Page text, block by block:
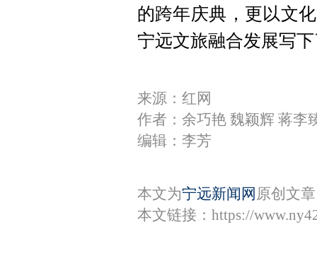
的跨年庆典，更以文
宁远文旅融合发展写
来源：红网
作者：余巧艳 魏颖辉 蒋李
编辑：李芳
本文为宁远新闻网 原创文
本文链接： https://